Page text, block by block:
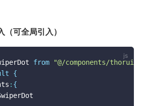
可全局引入）
from
"@/components/thorui/
{
: {